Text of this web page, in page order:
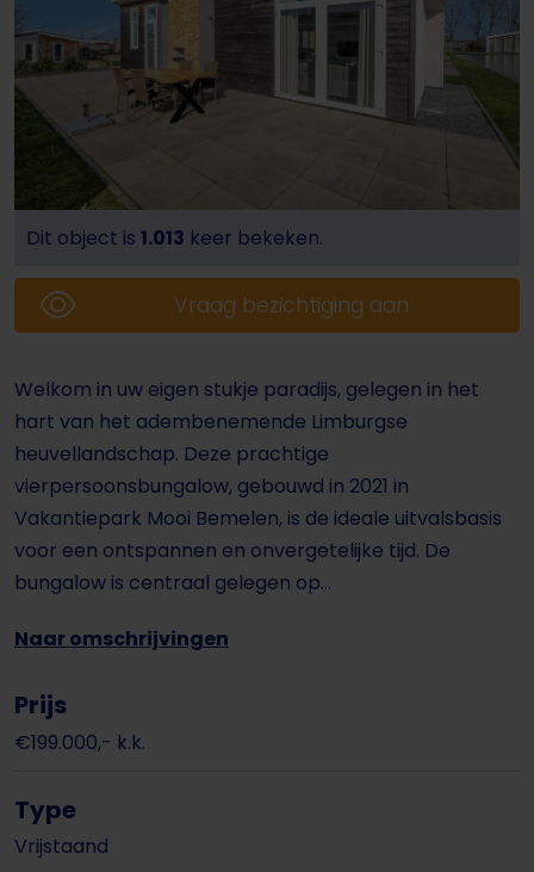
Welkom in uw eigen stukje paradijs, gelegen in het
hart van het adembenemende Limburgse
heuvellandschap. Deze prachtige
vierpersoonsbungalow, gebouwd in 2021 in
Vakantiepark Mooi Bemelen, is de ideale uitvalsbasis
voor een ontspannen en onvergetelijke tijd. De
bungalow is centraal gelegen op...
Naar omschrijvingen
Prijs
€199.000,- k.k.
Type
Vrijstaand
Dit object is 1.013 keer bekeken.
Vraag bezichtiging aan